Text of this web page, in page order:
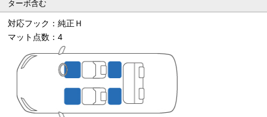
ターボ含む
対応フック：純正Ｈ
マット点数：4